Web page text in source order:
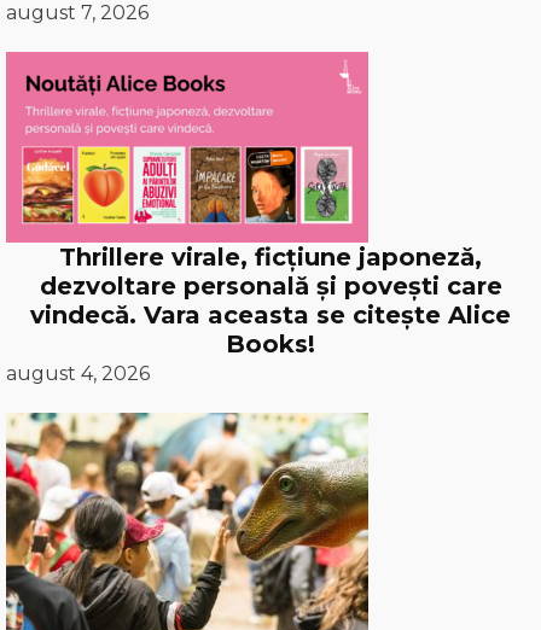
august 7, 2026
Thrillere virale, ficțiune japoneză,
dezvoltare personală și povești care
vindecă. Vara aceasta se citește Alice
Books!
august 4, 2026